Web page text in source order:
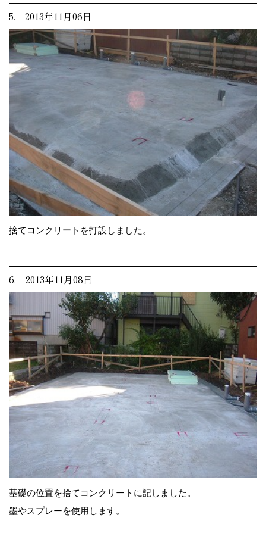
5. 2013年11月06日
捨てコンクリートを打設しました。
6. 2013年11月08日
基礎の位置を捨てコンクリートに記しました。
墨やスプレーを使用します。